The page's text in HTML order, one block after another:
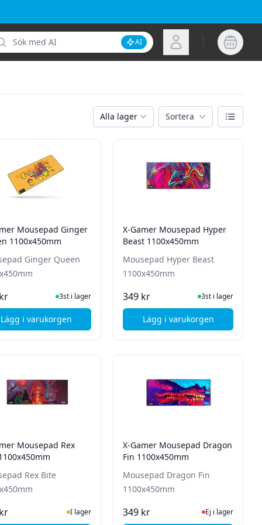
Inaktivera AI-sökning
AI Logga in
Alla lager Sortera Växla vy
1100x450mm
Mousepad Ginger
1100x450mm
Ginger Queen
I Lager3st i lager
Lägg i varukorgen, X-Gamer Mousepad Ginger Queen 1100x450mm
X-Gamer Mousepad Hyper
Beast 1100x450mm
Mousepad Hyper Beast
1100x450mm
349 kr I Lager3st i lager
Lägg i varukorgen
, X-Gamer
Mousepad Rex
Rex Bite
I lager
X-Gamer Mousepad Dragon
Fin 1100x450mm
Mousepad Dragon Fin
1100x450mm
349 kr Ej i lager, besök
Ej i lager